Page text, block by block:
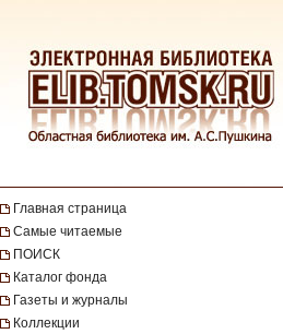
Главная страница
Самые читаемые
ПОИСК
Каталог фонда
Газеты и журналы
Коллекции